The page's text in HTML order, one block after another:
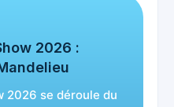
2026 :
2026 se déroule du